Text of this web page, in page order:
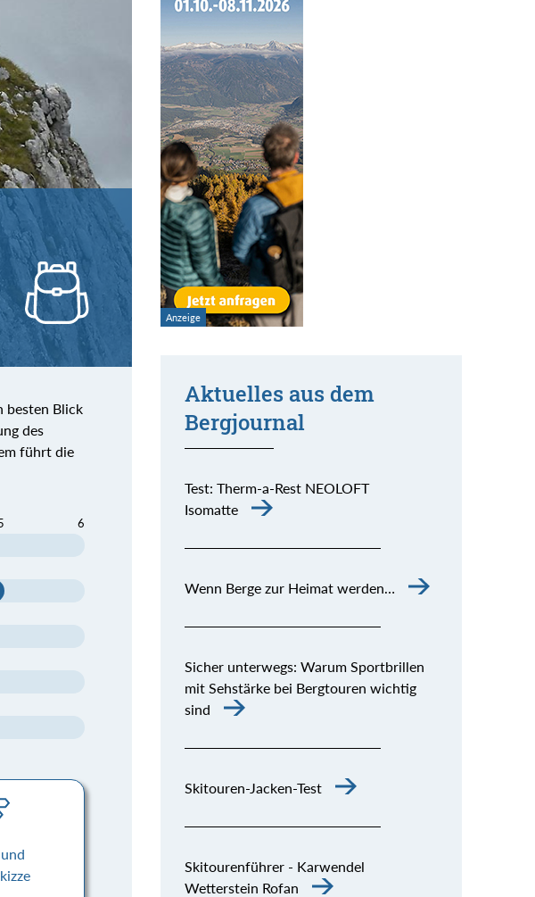
besten Blick
des
führt die
6
Aktuelles aus dem
Bergjournal
Test: Therm-a-Rest NEOLOFT
Isomatte
Wenn Berge zur Heimat werden…
Sicher unterwegs: Warum Sportbrillen
mit Sehstärke bei Bergtouren wichtig
sind
Skitouren-Jacken-Test
Skitourenführer - Karwendel
Wetterstein Rofan